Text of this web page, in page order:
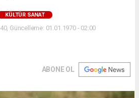
KÜLTÜR SANAT
Güncelleme: 01.01.1970 - 02:00
ABONE OL